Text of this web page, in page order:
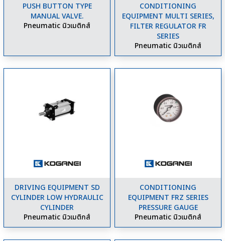
PUSH BUTTON TYPE
MANUAL VALVE.
Pneumatic นิวเมติกส์
CONDITIONING
EQUIPMENT MULTI SERIES,
FILTER REGULATOR FR
SERIES
Pneumatic นิวเมติกส์
DRIVING EQUIPMENT SD
CYLINDER LOW HYDRAULIC
CYLINDER
Pneumatic นิวเมติกส์
CONDITIONING
EQUIPMENT FRZ SERIES
PRESSURE GAUGE
Pneumatic นิวเมติกส์